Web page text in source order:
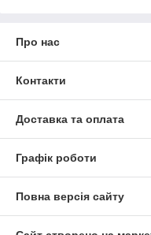
Про нас
Контакти
Доставка та оплата
Графік роботи
Повна версія сайту